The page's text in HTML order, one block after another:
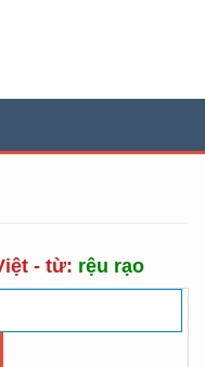
- từ: rệu rạo